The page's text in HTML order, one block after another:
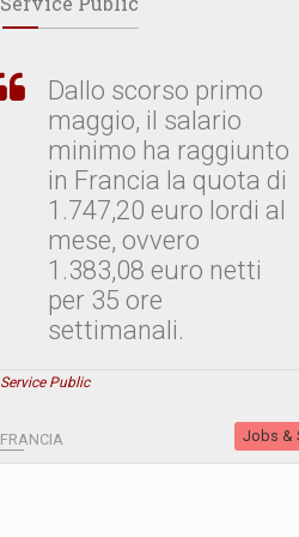
Dallo scorso primo
maggio, il salario
minimo ha raggiunto
in Francia la quota di
1.747,20 euro lordi al
mese, ovvero
1.383,08 euro netti
per 35 ore
settimanali.
Service Public
FRANCIA Jobs &